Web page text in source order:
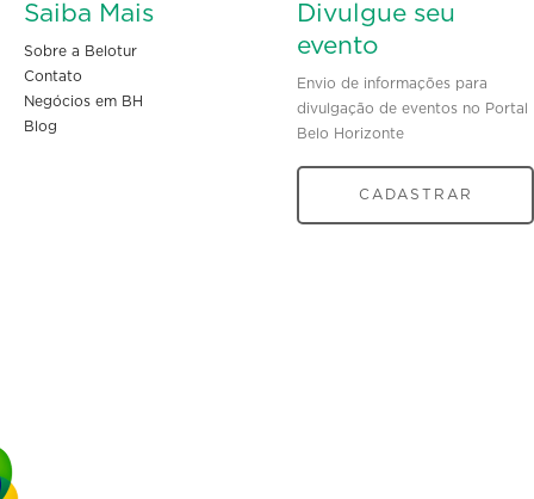
Saiba Mais
Sobre a Belotur
Contato
Negócios em BH
Blog
Divulgue seu
evento
Envio de informações para
divulgação de eventos no Portal
Belo Horizonte
CADASTRAR